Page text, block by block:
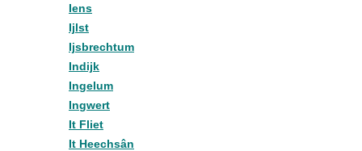
Iens
Ijlst
Ijsbrechtum
Indijk
Ingelum
Ingwert
It Fliet
It Heechsân